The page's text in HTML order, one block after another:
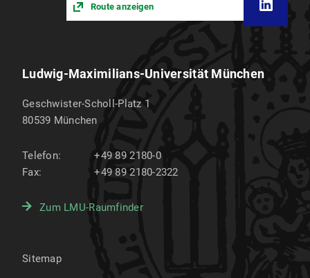
Route anzeigen
Ludwig-Maximilians-Universität München
Geschwister-Scholl-Platz 1
80539 München
Telefon:
+49 89 2180-0
Fax:
+49 89 2180-2322
Zum LMU-Raumfinder
Sitemap